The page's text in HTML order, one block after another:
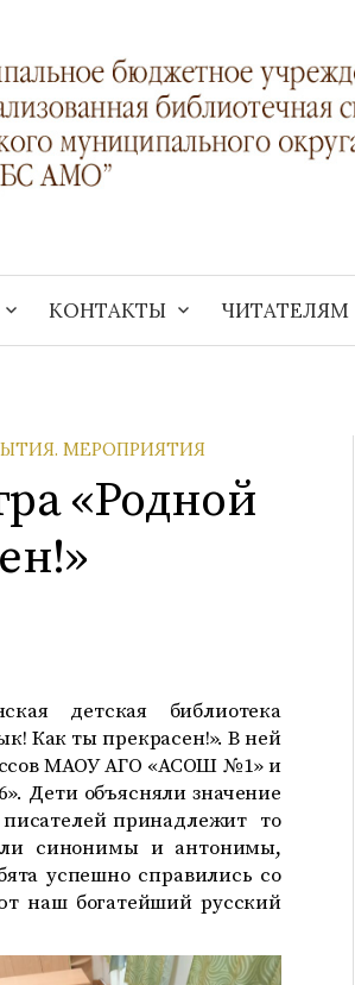
КОНТАКТЫ ЧИТАТЕЛЯМ
МЕРОПРИЯТИЯ
«Родной
детская библиотека
Как ты прекрасен!». В ней
МАОУ АГО «АСОШ №1» и
Дети объясняли значение
писателей принадлежит то
синонимы и антонимы,
успешно справились со
наш богатейший русский